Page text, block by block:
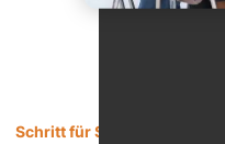
Schritt für Schritt aus der